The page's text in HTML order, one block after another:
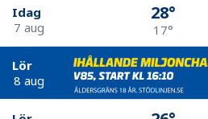
Idag
7 aug
28°
17°
Lör
8 aug